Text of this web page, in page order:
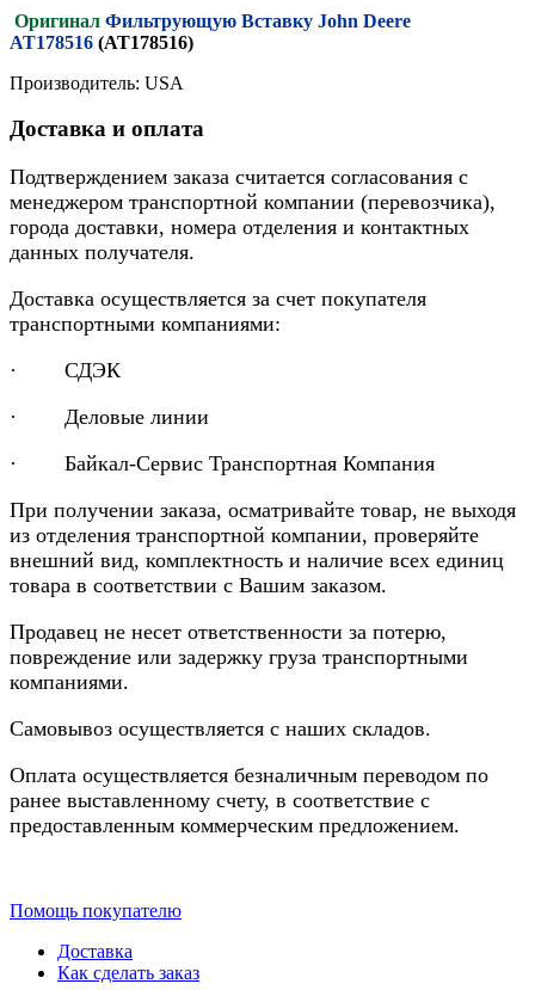
Оригинал Фильтрующую Вставку John Deere
AT178516 (AT178516)
Производитель: USA
Доставка и оплата
Подтверждением заказа считается согласования с
менеджером транспортной компании (перевозчика),
города доставки, номера отделения и контактных
данных получателя.
Доставка осуществляется за счет покупателя
транспортными компаниями:
· СДЭК
· Деловые линии
· Байкал-Сервис Транспортная Компания
При получении заказа, осматривайте товар, не выходя
из отделения транспортной компании, проверяйте
внешний вид, комплектность и наличие всех единиц
товара в соответствии с Вашим заказом.
Продавец не несет ответственности за потерю,
повреждение или задержку груза транспортными
компаниями.
Самовывоз осуществляется с наших складов.
Оплата осуществляется безналичным переводом по
ранее выставленному счету, в соответствие с
предоставленным коммерческим предложением.
Помощь покупателю
Доставка
Как сделать заказ